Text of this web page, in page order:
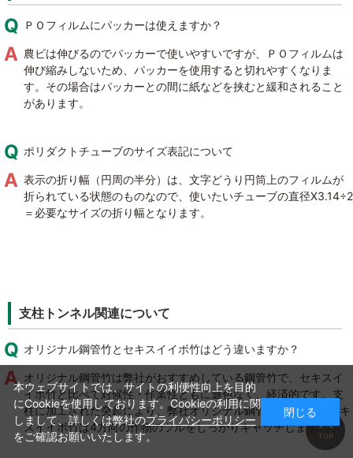
ＰＯフィルムにパッカーは使えますか？
農ビは伸びるのでパッカーで使いやすいですが、ＰＯフィルムは
伸び縮みしないため、パッカーを使用すると切れやすくなりま
す。その場合はパッカーとの間に紙などを挟むと緩和されること
があります。
ポリダクトチューブのサイズ表記について
表示の折り幅（円周の半分）は、文字どうり円筒上のフィルムが
折られている状態のものなので、使いたいチューブの直径X3.14÷2
＝必要なサイズの折り幅となります。
支柱トンネル関連について
オリジナル鋼管竹とセキスイイボ竹はどう違いますか？
オリジナル鋼管竹は弊社がおすすめしている鋼管竹で、セキスイ
イボ竹と比べて対候性・作業性ともに遜色なく、経済的です。支
柱に加工された突起により、弊社オリジナル鋼管竹は3方向・セキ
スイイボ竹は4方向の作物のツルをしっかりキャッチします。
本ウェブサイトでは、サイトの利便性向上を目的
にCookieを使用しております。Cookieの利用に関
しまして、詳しくは弊社のプライバシーポリシー
をご確認お願いいたします。
閉じる